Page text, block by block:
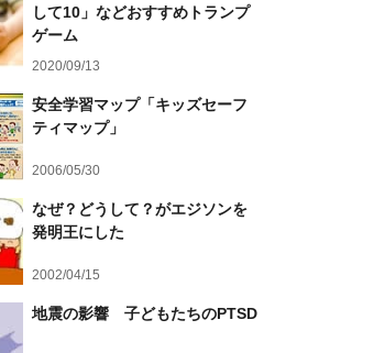
して10」などおすすめトランプ
ゲーム
2020/09/13
安全学習マップ「キッズセーフ
ティマップ」
2006/05/30
なぜ？どうして？がエジソンを
発明王にした
2002/04/15
地震の影響 子どもたちのPTSD